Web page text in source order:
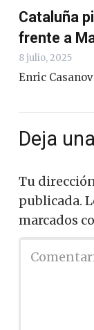
Cataluña
frente a
8 julio, 2025
Enric
Deja
Tu
publicada.
marcados